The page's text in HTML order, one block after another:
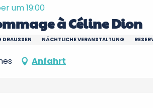
um 19:00
à Céline Dion
NÄCHTLICHE VERANSTALTUNG
Anfahrt